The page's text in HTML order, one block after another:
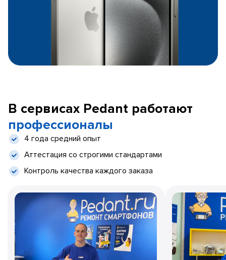
В сервисах Pedant работают
профессионалы
4 года средний опыт
Аттестация со строгими стандартами
Контроль качества каждого заказа